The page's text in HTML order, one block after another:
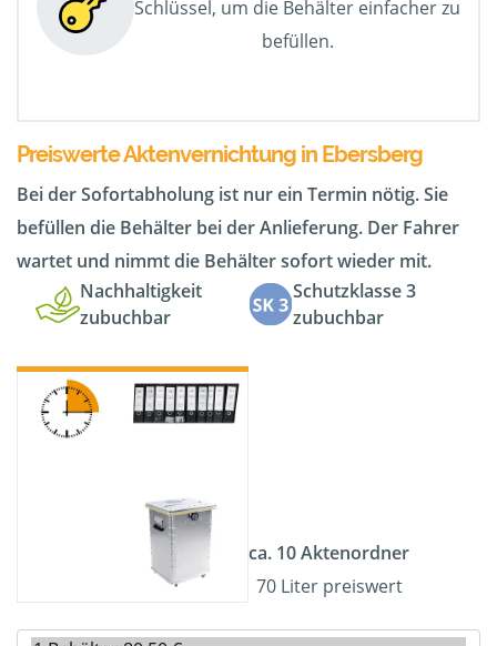
Schlüssel, um die Behälter einfacher zu
befüllen.
Preiswerte Aktenvernichtung in Ebersberg
Bei der Sofortabholung ist nur ein Termin nötig. Sie
befüllen die Behälter bei der Anlieferung. Der Fahrer
wartet und nimmt die Behälter sofort wieder mit.
Nachhaltigkeit
zubuchbar
Schutzklasse 3
zubuchbar
ca. 10 Aktenordner
70 Liter preiswert